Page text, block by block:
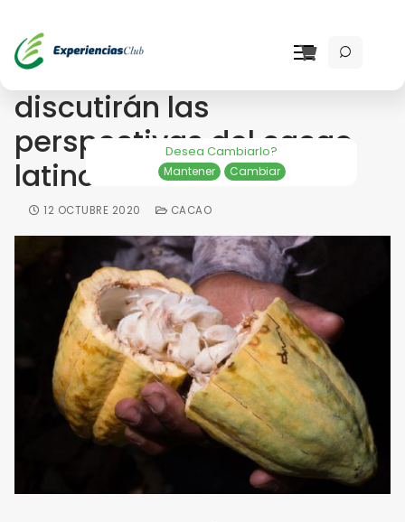
Desea Cambiarlo?
Mantener Cambiar
En un congreso se
discutirán las
perspectivas del cacao
latinoamericano
12 OCTUBRE 2020 CACAO